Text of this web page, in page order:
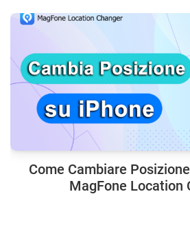
Come Cambiare
MagFone Location